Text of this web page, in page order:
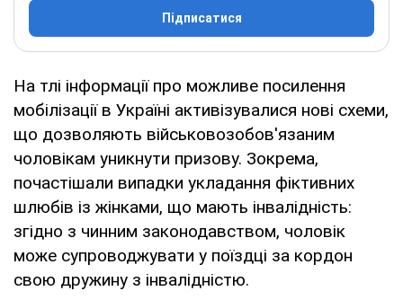
Підписатися
На тлі інформації про можливе посилення
мобілізації в Україні активізувалися нові схеми,
що дозволяють військовозобов'язаним
чоловікам уникнути призову. Зокрема,
почастішали випадки укладання фіктивних
шлюбів із жінками, що мають інвалідність:
згідно з чинним законодавством, чоловік
може супроводжувати у поїздці за кордон
свою дружину з інвалідністю.